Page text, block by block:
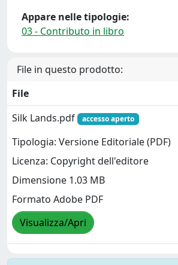
Appare nelle tipologie:
03 - Contributo in libro
File in questo prodotto:
File
Silk Lands.pdf
accesso aperto
Tipologia: Versione Editoriale (PDF)
Licenza: Copyright dell'editore
Dimensione 1.03 MB
Formato Adobe PDF
Visualizza/Apri